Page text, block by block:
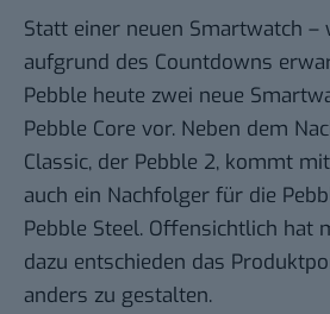
Statt einer neuen Smartwatch –
aufgrund des Countdowns
Pebble heute zwei neue
Pebble Core vor. Neben dem
Classic, der Pebble 2, kommt
auch ein Nachfolger für die
Pebble Steel. Offensichtlich hat
dazu entschieden das
anders zu gestalten.